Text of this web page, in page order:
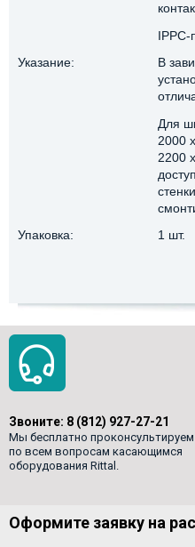
IPPC-
Указание:
В
Для
2000
2200
Упаковка:
1 шт.
Звоните: 8 (812) 927-27-21
Мы бесплатно проконсультируем
по всем вопросам касающимся
оборудования Rittal.
Оформите заявку на